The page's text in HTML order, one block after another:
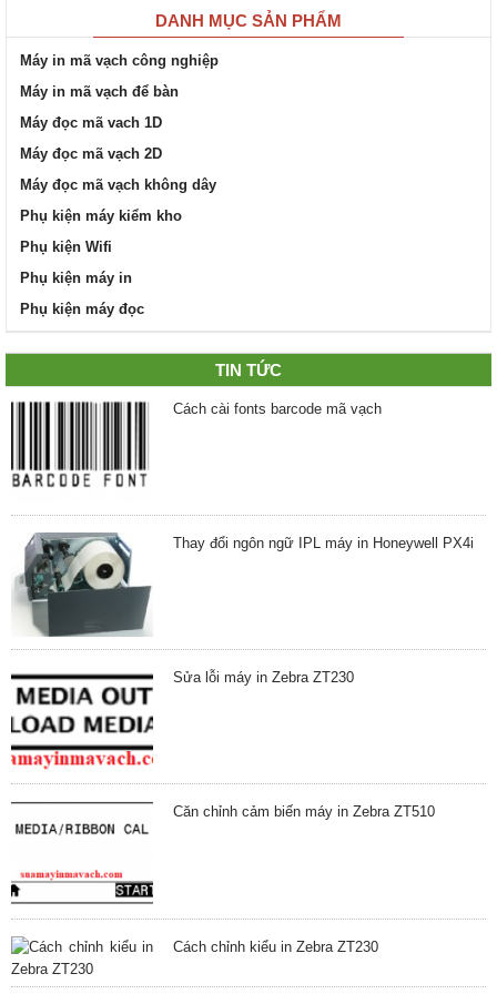
DANH MỤC SẢN PHẨM
Máy in mã vạch công nghiệp
Máy in mã vạch để bàn
Máy đọc mã vach 1D
Máy đọc mã vạch 2D
Máy đọc mã vạch không dây
Phụ kiện máy kiểm kho
Phụ kiện Wifi
Phụ kiện máy in
Phụ kiện máy đọc
TIN TỨC
Cách cài fonts barcode mã vạch
Thay đổi ngôn ngữ IPL máy in Honeywell PX4i
Sửa lỗi máy in Zebra ZT230
Căn chỉnh cảm biến máy in Zebra ZT510
Cách chỉnh kiểu in Zebra ZT230